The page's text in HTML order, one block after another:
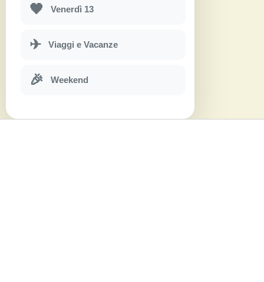
🖤 Venerdì 13
✈ Viaggi e Vacanze
🎉 Weekend